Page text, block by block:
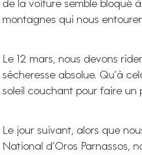
de la voiture semble bloqué
montagnes qui nous
Le 12 mars, nous devons
sécheresse absolue. Qu’à
soleil couchant pour faire un
Le jour suivant, alors que
National d’Oros Parnassos,